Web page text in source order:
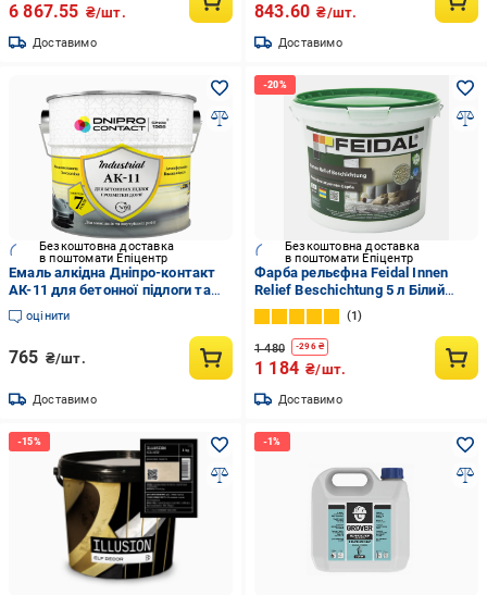
6 867.55 ₴/шт.
Доставимо
843.60 ₴/шт.
Доставимо
Безкоштовна доставка
в поштомати Епіцентр
Емаль алкідна Дніпро-контакт
АК-11 для бетонної підлоги та
розмітки доріг 2,8 кг Червоний
(2458653332)
оцінити
765 ₴/шт.
Доставимо
Безкоштовна доставка
в поштомати Епіцентр
Фарба рельєфна Feidal Innen
Relief Beschichtung 5 л Білий
(1886455310)
1
1 480 -296₴
1 184 ₴/шт.
Доставимо